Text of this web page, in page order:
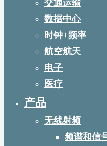
数据中心
时钟+频率
航空航天
电子
医疗
产品
无线射频
频谱和信